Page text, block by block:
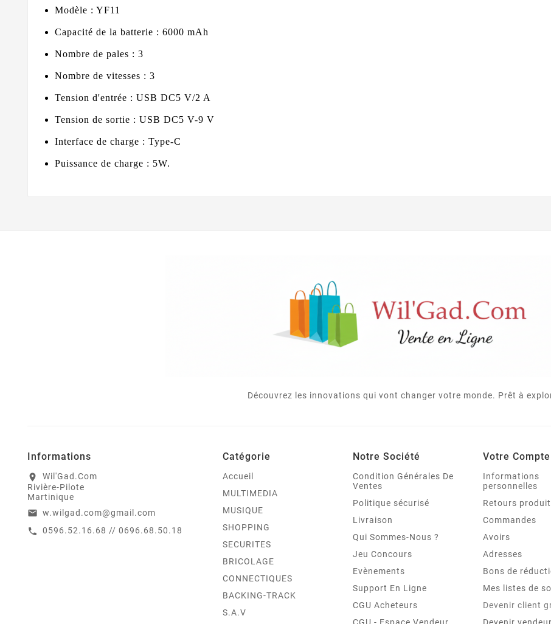
Modèle : YF11
Capacité de la batterie : 6000 mAh
Nombre de pales : 3
Nombre de vitesses : 3
Tension d'entrée : USB DC5 V/2 A
Tension de sortie : USB DC5 V-9 V
Interface de charge : Type-C
Puissance de charge : 5W.
Découvrez les innovations qui vont changer votre monde. Prêt à
Informations
location_on
Wil'Gad.Com
Rivière-Pilote
Martinique
email w.wilgad.com@gmail.com
call 0596.52.16.68 // 0696.68.50.18
Catégorie
Accueil
MULTIMEDIA
MUSIQUE
SHOPPING
SECURITES
BRICOLAGE
CONNECTIQUES
BACKING-TRACK
S.A.V
Notre Société
Condition Générales De
Ventes
Politique sécurisé
Livraison
Qui Sommes-Nous ?
Jeu Concours
Evènements
Support En Ligne
CGU Acheteurs
Votre Compte
Informations
personnelles
Retours produit
Commandes
Avoirs
Adresses
Bons de
Mes listes de
Devenir client